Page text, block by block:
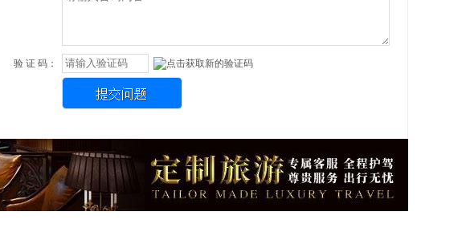
验 证 码：